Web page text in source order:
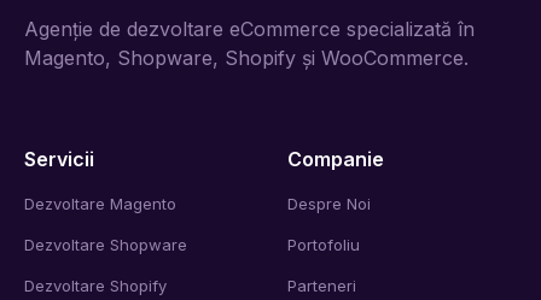
Agenție de dezvoltare eCommerce specializată în
Magento, Shopware, Shopify și WooCommerce.
Servicii
Dezvoltare Magento
Dezvoltare Shopware
Dezvoltare Shopify
Companie
Despre Noi
Portofoliu
Parteneri